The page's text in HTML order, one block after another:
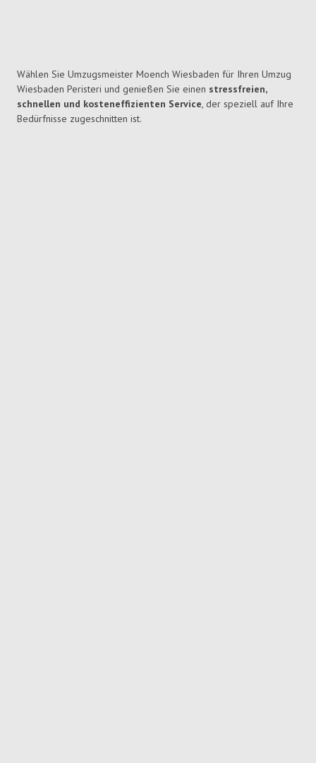
Wählen Sie Umzugsmeister Moench Wiesbaden für Ihren Umzug
Wiesbaden Peristeri und genießen Sie einen stressfreien,
schnellen und kosteneffizienten Service, der speziell auf Ihre
Bedürfnisse zugeschnitten ist.